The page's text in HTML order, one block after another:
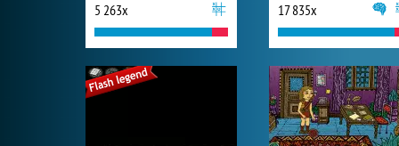
5 263x 17 835x